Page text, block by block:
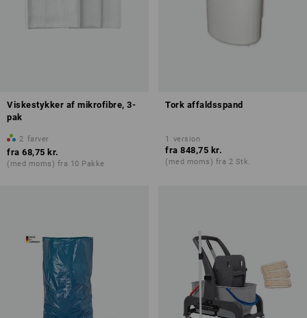
Viskestykker af mikrofibre, 3-
pak
2 farver
fra 68,75 kr.
(med moms) fra 10 Pakke
Tork affaldsspand
1 version
fra 848,75 kr.
(med moms) fra 2 Stk.